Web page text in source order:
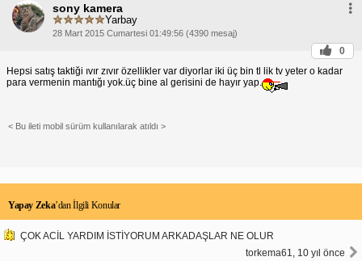
sony kamera
Yarbay
28 Mart 2015 Cumartesi 01:49:56 (4390 mesaj)
0
Hepsi satış taktiği ıvır zıvır özellikler var diyorlar iki üç bin tl lik tv yeter o kadar
para vermenin mantığı yok.üç bine al gerisini de hayır yap.
< Bu ileti mobil sürüm kullanılarak atıldı >
Yapay Zeka’dan İlgili Konular
ÇOK ACİL YARDIM İSTİYORUM ARKADAŞLAR NE OLUR
torkema61, 10 yıl önce